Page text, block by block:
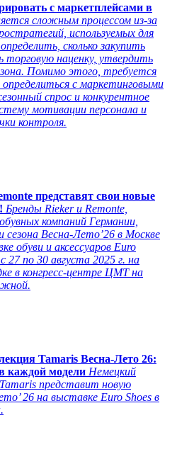
с маркетплейсами в
сложным процессом из-за
используемых для
сколько закупить
наценку, утвердить
Помимо этого, требуется
с маркетинговыми
спрос и конкурентное
мотивации персонала и
контроля.
представят свои новые
Бренды Rieker и Remonte,
компаний Германии,
сезона Весна-Лето’26 в Москве
обуви и аксессуаров Euro
27 по 30 августа 2025 г. на
в конгресс-центре ЦМТ на
Tamaris Весна-Лето 26:
каждой модели Немецкий
Tamaris представит новую
26 на выставке Euro Shoes в